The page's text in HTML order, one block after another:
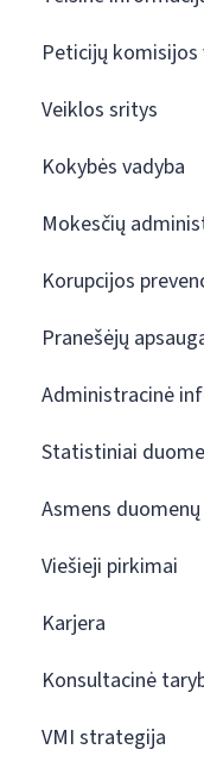
Peticijų komisijos
Veiklos sritys
Kokybės vadyba
Mokesčių
Korupcijos
Pranešėjų
Administracinė
Statistiniai
Asmens
Viešieji pirkimai
Karjera
Konsultacinė
VMI strategija